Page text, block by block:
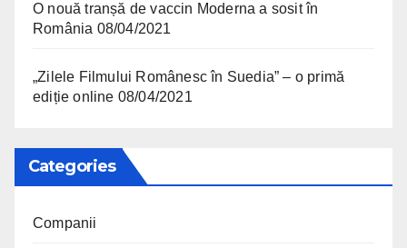
O nouă tranșă de vaccin Moderna a sosit în
România 08/04/2021
„Zilele Filmului Românesc în Suedia” – o primă
ediție online 08/04/2021
Categories
Companii